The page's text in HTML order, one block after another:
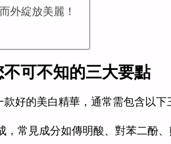
外綻放美麗！
可不知的三大要點
好的美白精華，通常需包含以下
，常見成分如傳明酸、對苯二酚